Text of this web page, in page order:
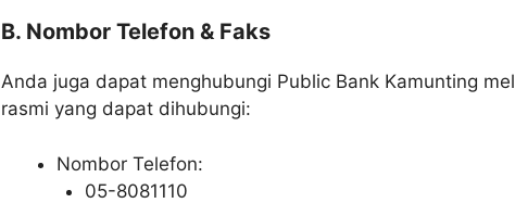
B. Nombor Telefon & Faks
Anda juga dapat menghubungi Public Bank Kamunting
rasmi yang dapat dihubungi:
Nombor Telefon:
05-8081110